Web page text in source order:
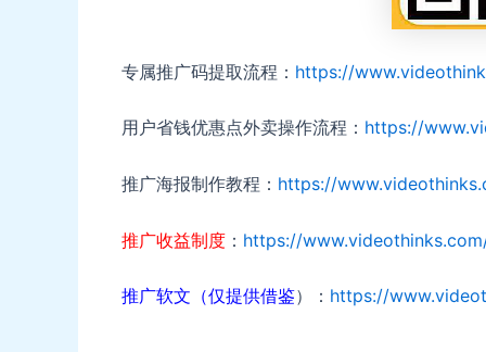
专属推广码提取流程： https://
用户省钱优惠点外卖操作流程： https://
推广海报制作教程： https://
推广收益制度 ： https://
推广软文（仅提供借鉴）： https://